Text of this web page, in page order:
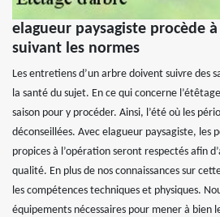
elagueur paysagiste procède
suivant les normes
Les entretiens d’un arbre doivent suivre des
la santé du sujet. En ce qui concerne
saison pour y procéder. Ainsi, l’été où les
déconseillées. Avec elagueur paysagiste, les
propices à l’opération seront respectés afin
qualité. En plus de nos connaissances sur
les compétences techniques et physiques.
équipements nécessaires pour mener à bien